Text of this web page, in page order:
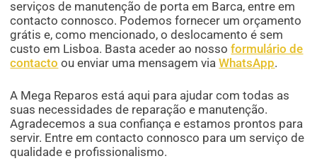
serviços de manutenção de porta em Barca, entre em
contacto connosco. Podemos fornecer um orçamento
grátis e, como mencionado, o deslocamento é sem
custo em Lisboa. Basta aceder ao nossoformulário de
contacto ou enviar uma mensagem viaWhatsApp.
A Mega Reparos está aqui para ajudar com todas as
suas necessidades de reparação e manutenção.
Agradecemos a sua confiança e estamos prontos para
servir. Entre em contacto connosco para um serviço de
qualidade e profissionalismo.